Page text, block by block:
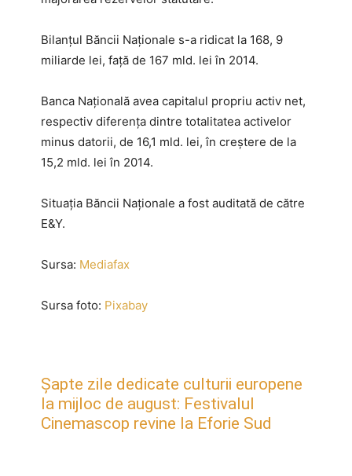
Bilanţul Băncii Naţionale s-a ridicat la 168, 9
miliarde lei, faţă de 167 mld. lei în 2014.
Banca Naţională avea capitalul propriu activ net,
respectiv diferenţa dintre totalitatea activelor
minus datorii, de 16,1 mld. lei, în creştere de la
15,2 mld. lei în 2014.
Situaţia Băncii Naţionale a fost auditată de către
E&Y.
Sursa: Mediafax
Sursa foto: Pixabay
Șapte zile dedicate culturii europene
la mijloc de august: Festivalul
Cinemascop revine la Eforie Sud